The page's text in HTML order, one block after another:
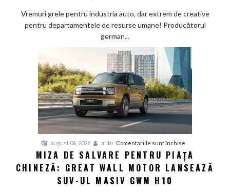
trimite
pensie,
deși
profitul
în
cu
așteptările
Vremuri grele pentru industria auto, dar extrem de creative
pentru departamentele de resurse umane! Producătorul
german...
august 06, 2026 auto Comentariile sunt închise
Miza
de
MIZA DE SALVARE PENTRU PIAȚA
CHINEZĂ: GREAT WALL MOTOR LANSEAZĂ
SUV-UL MASIV GWM H10